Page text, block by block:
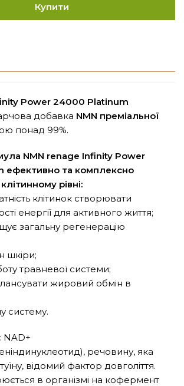
Купити
Power 24000 Platinum
добавка NMN преміальної
понад 99%.
NMN renage Infinity Power
ефективно та комплексно
рівні:
клітинок створювати
енергії для активного життя;
загальну регенерацію
шкіри;
травневої системи;
жировий обмін в
систему.
NAD+
речовину, яка
відомий фактор довголіття.
в організмі на кофермент